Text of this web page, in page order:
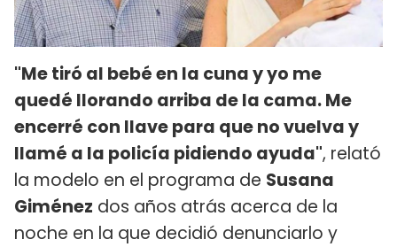
"Me tiró al bebé en la cuna y yo me
quedé llorando arriba de la cama. Me
encerré con llave para que no vuelva y
llamé a la policía pidiendo ayuda", relató
la modelo en el programa de Susana
Giménez dos años atrás acerca de la
noche en la que decidió denunciarlo y